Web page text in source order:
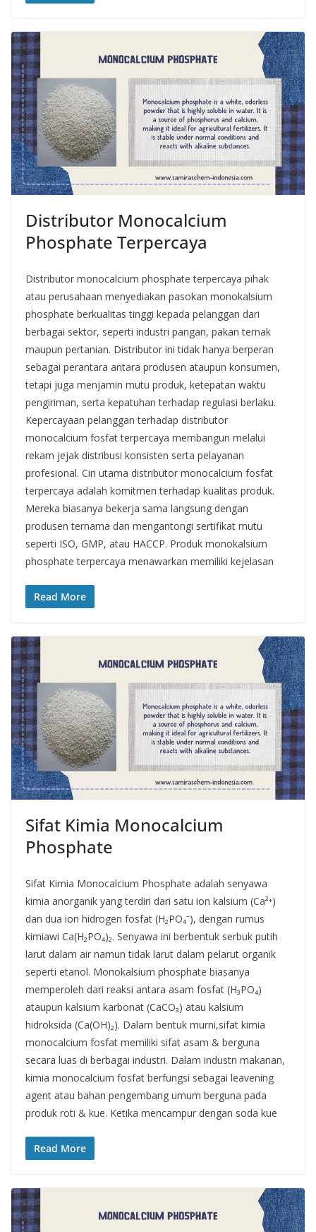
Distributor Monocalcium
Phosphate Terpercaya
Distributor monocalcium phosphate terpercaya pihak
atau perusahaan menyediakan pasokan monokalsium
phosphate berkualitas tinggi kepada pelanggan dari
berbagai sektor, seperti industri pangan, pakan ternak
maupun pertanian. Distributor ini tidak hanya berperan
sebagai perantara antara produsen ataupun konsumen,
tetapi juga menjamin mutu produk, ketepatan waktu
pengiriman, serta kepatuhan terhadap regulasi berlaku.
Kepercayaan pelanggan terhadap distributor
monocalcium fosfat terpercaya membangun melalui
rekam jejak distribusi konsisten serta pelayanan
profesional. Ciri utama distributor monocalcium fosfat
terpercaya adalah komitmen terhadap kualitas produk.
Mereka biasanya bekerja sama langsung dengan
produsen ternama dan mengantongi sertifikat mutu
seperti ISO, GMP, atau HACCP. Produk monokalsium
phosphate terpercaya menawarkan memiliki kejelasan
Read More
Sifat Kimia Monocalcium
Phosphate
Sifat Kimia Monocalcium Phosphate adalah senyawa
kimia anorganik yang terdiri dari satu ion kalsium (Ca²⁺)
dan dua ion hidrogen fosfat (H₂PO₄⁻), dengan rumus
kimiawi Ca(H₂PO₄)₂. Senyawa ini berbentuk serbuk putih
larut dalam air namun tidak larut dalam pelarut organik
seperti etanol. Monokalsium phosphate biasanya
memperoleh dari reaksi antara asam fosfat (H₃PO₄)
ataupun kalsium karbonat (CaCO₃) atau kalsium
hidroksida (Ca(OH)₂). Dalam bentuk murni,sifat kimia
monocalcium fosfat memiliki sifat asam & berguna
secara luas di berbagai industri. Dalam industri makanan,
kimia monocalcium fosfat berfungsi sebagai leavening
agent atau bahan pengembang umum berguna pada
produk roti & kue. Ketika mencampur dengan soda kue
Read More